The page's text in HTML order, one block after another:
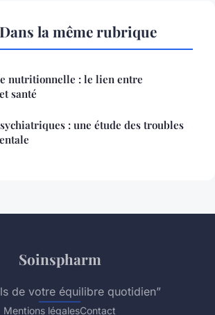
la même rubrique
nutritionnelle : le lien entre
santé
: une étude des troubles
Soinspharm
de votre équilibre quotidien”
Mentions légalesContact